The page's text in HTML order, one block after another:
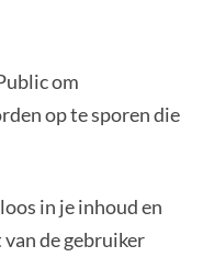
om
op te sporen die
in je inhoud en
de gebruiker